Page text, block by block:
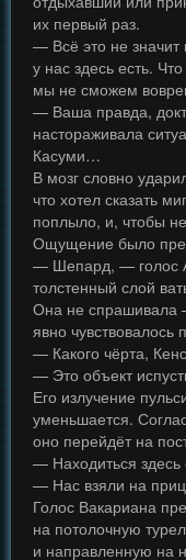
их первый раз.
— Всё это не значит
у нас здесь есть.
мы не сможем
— Ваша правда,
настораживала
Касуми…
В мозг словно
что хотел сказать
поплыло, и, чтобы
Ощущение было
— Шепард, — голос
толстенный слой
Она не спрашивала
явно чувствовалось
— Какого чёрта,
— Это объект
Его излучение
уменьшается.
оно перейдёт на
— Находиться
— Нас взяли на
Голос Вакариана
на потолочную
и направленную на